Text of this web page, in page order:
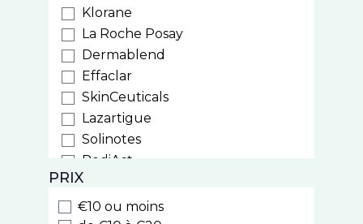
Klorane
La Roche Posay
Dermablend
Effaclar
SkinCeuticals
Lazartigue
Solinotes
PediAct
PiLeJe
Phytostandard
PRIX
€10 ou moins